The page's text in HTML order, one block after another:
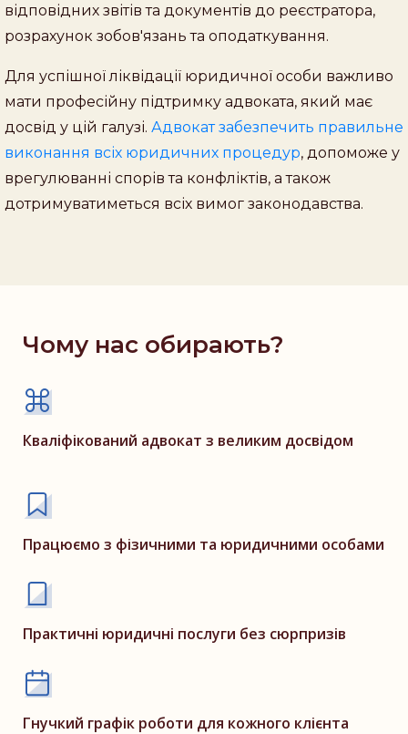
відповідних звітів та документів до реєстратора,
розрахунок зобов'язань та оподаткування.
Для успішної ліквідації юридичної особи важливо
мати професійну підтримку адвоката, який має
досвід у цій галузі. Адвокат забезпечить правильне
виконання всіх юридичних процедур, допоможе у
врегулюванні спорів та конфліктів, а також
дотримуватиметься всіх вимог законодавства.
Чому нас обирають?
Кваліфікований адвокат з великим досвідом
Працюємо з фізичними та юридичними особами
Практичні юридичні послуги без сюрпризів
Гнучкий графік роботи для кожного клієнта